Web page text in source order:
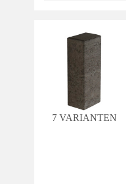
7 VARIANTEN